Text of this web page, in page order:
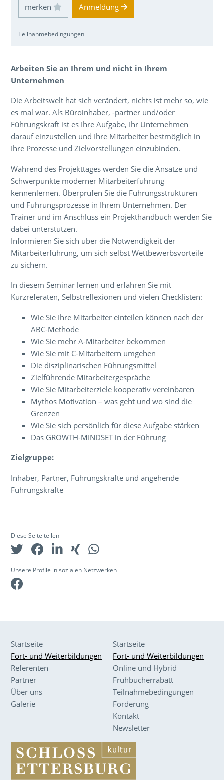
Einloggen und Merkliste benutzen
Anmeldung
Teilnahmebedingungen
Arbeiten Sie an Ihrem und nicht in Ihrem
Unternehmen
Die Arbeitswelt hat sich verändert, nichts ist mehr so, wie
es mal war. Als Büroinhaber, -partner und/oder
Führungskraft ist es Ihre Aufgabe, Ihr Unternehmen
darauf einzustellen und Ihre Mitarbeiter bestmöglich in
Ihre Prozesse und Zielvorstellungen einzubinden.
Während des Projekttages werden Sie die Ansätze und
Schwerpunkte moderner Mitarbeiterführung
kennenlernen. Überprüfen Sie die Führungsstrukturen
und Führungsprozesse in Ihrem Unternehmen. Der
Trainer und im Anschluss ein Projekthandbuch werden Sie
dabei unterstützen.
Informieren Sie sich über die Notwendigkeit der
Mitarbeiterführung, um sich selbst Wettbewerbsvorteile
zu sichern.
In diesem Seminar lernen und erfahren Sie mit
Kurzreferaten, Selbstreflexionen und vielen Checklisten:
Wie Sie Ihre Mitarbeiter einteilen können nach der
ABC-Methode
Wie Sie mehr A-Mitarbeiter bekommen
Wie Sie mit C-Mitarbeitern umgehen
Die disziplinarischen Führungsmittel
Zielführende Mitarbeitergespräche
Wie Sie Mitarbeiterziele kooperativ vereinbaren
Mythos Motivation – was geht und wo sind die
Grenzen
Wie Sie sich persönlich für diese Aufgabe stärken
Das GROWTH-MINDSET in der Führung
Zielgruppe:
Inhaber, Partner, Führungskräfte und angehende
Führungskräfte
Diese Seite teilen
Unsere Profile in sozialen Netzwerken
Startseite
Fort- und Weiterbildungen
Referenten
Partner
Über uns
Galerie
Startseite
Fort- und Weiterbildungen
Online und Hybrid
Frühbucherrabatt
Teilnahmebedingungen
Förderung
Kontakt
Newsletter